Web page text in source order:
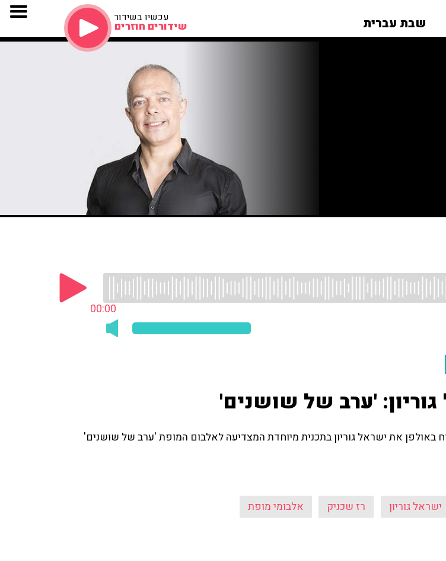
שבת עברית עכשיו בשידור
שידורים חוזרים
00:00
'ערב של שושנים'
באולפן את ישראל גוריון בתכנית מיוחדת המצדיעה לאלבום המופת 'ערב של שושנים'
ישראל גוריון רז שכניק אלבומי מופת